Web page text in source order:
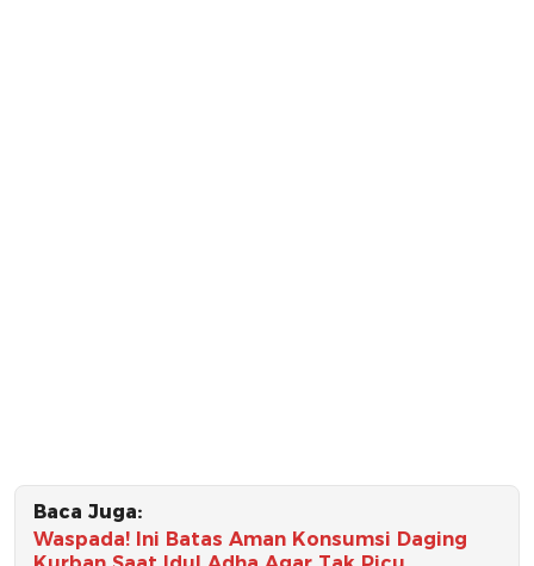
Baca Juga:
Waspada! Ini Batas Aman Konsumsi Daging